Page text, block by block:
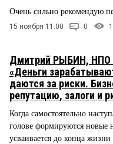
Очень сильно рекомендую
15 ноября 11:00 0
Дмитрий РЫБИН, НПО
«Деньги
даются за риски.
репутацию, залоги и
Когда самостоятельно
голове формируются новые
усваивается до конца жизни